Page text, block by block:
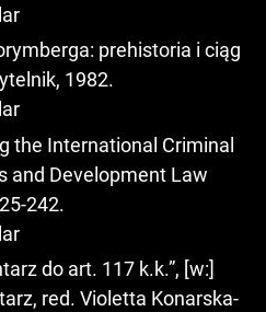
prehistoria i ciąg
1982.
the International Criminal
and Development Law
242.
do art. 117 k.k.”, [w:]
red. Violetta Konarska-